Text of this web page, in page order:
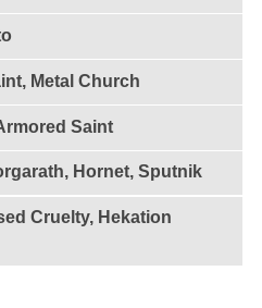
Metal Church
Saint
Hornet, Sputnik
Cruelty, Hekation